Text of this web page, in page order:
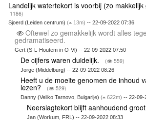
Landelijk watertekort is voorbij (zo
1186)
Sjoerd (Leiden centrum) ( 13m) -- 22-09-2022 07:36
Oftewel zo gemakkelijk wordt alles
gedramatiseerd.
Gert (S-L-Houtem in O-Vl) -- 22-09-2022 07:50
De cijfers waren duidelijk. ( 559)
Jorge (Middelburg) -- 22-09-2022 08:26
Heeft u de moeite genomen de inhoud
lezen? ( 529)
Danny (Veliko Tarnovo, Bulgarije)( 622m) -- 22-09-
Neerslagtekort blijft aanhoudend groot
Jan (Workum, FRL) -- 22-09-2022 08:33